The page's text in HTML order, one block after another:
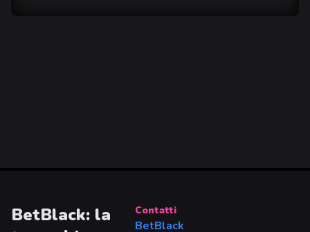
BetBlack: la
Contatti
BetBlack